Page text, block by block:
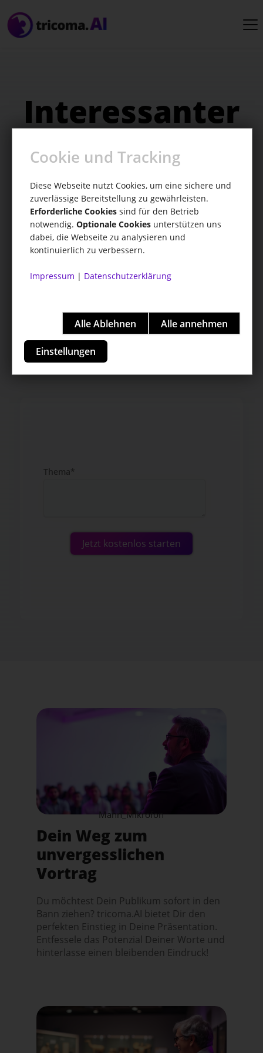
Interessanter
Einstieg
Deine Geheimwaffe für fesselnde
Präsentationen
Thema*
Jetzt kostenlos starten
Mann_Mikrofon
Dein Weg zum
unvergesslichen
Vortrag
Du möchtest Dein Publikum sofort in den
Bann ziehen? tricoma.AI bietet Dir den
perfekten Einstieg in Deine Präsentation.
Entfessele das Potenzial Deiner Worte und
hinterlasse einen bleibenden Eindruck!
Cookie und Tracking
Diese Webseite nutzt Cookies, um eine sichere und
zuverlässige Bereitstellung zu gewährleisten.
Erforderliche Cookies sind für den Betrieb
notwendig. Optionale Cookies unterstützen uns
dabei, die Webseite zu analysieren und
kontinuierlich zu verbessern.
Impressum | Datenschutzerklärung
Einstellungen